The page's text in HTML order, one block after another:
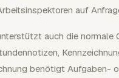
auf
auch die
benötigt Aufgaben-